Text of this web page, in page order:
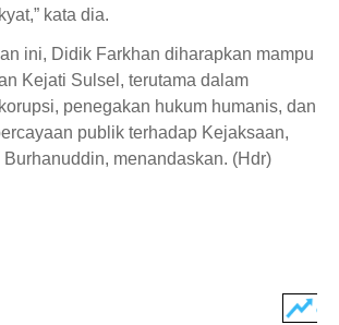
kata dia.
ini, Didik Farkhan diharapkan mampu
Kejati Sulsel, terutama dalam
penegakan hukum humanis, dan
publik terhadap Kejaksaan,
menandaskan. (Hdr)